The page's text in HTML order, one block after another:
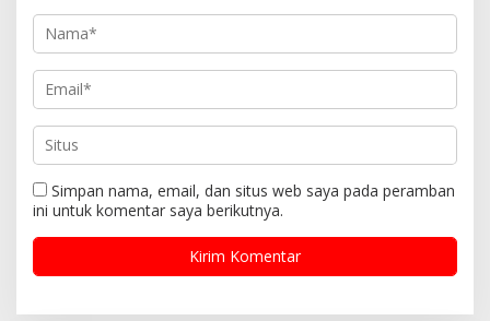
Simpan nama, email, dan situs web saya pada peramban
ini untuk komentar saya berikutnya.